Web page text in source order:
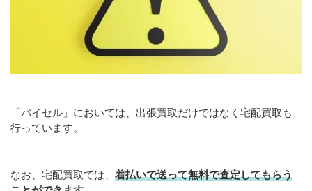
「バイセル」においては、出張買取だけではなく宅配買取も
行っています。
なお、宅配買取では、 着払いで送って無料で査定してもらう